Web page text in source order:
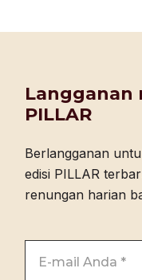
Langganan
PILLAR
Berlangganan
edisi PILLAR
renungan harian